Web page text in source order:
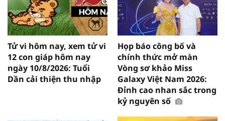
Tử vi hôm nay, xem tử vi
12 con giáp hôm nay
ngày 10/8/2026: Tuổi
Dần cải thiện thu nhập
Họp báo công bố và
chính thức mở màn
Vòng sơ khảo Miss
Galaxy Việt Nam 2026:
Đỉnh cao nhan sắc trong
kỷ nguyên số